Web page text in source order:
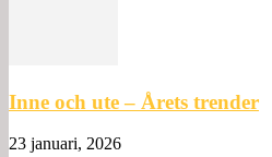
Inne och ute – Årets trender
23 januari, 2026